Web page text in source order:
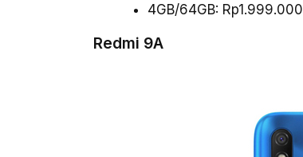
4GB/64GB: Rp1.999.000
Redmi 9A